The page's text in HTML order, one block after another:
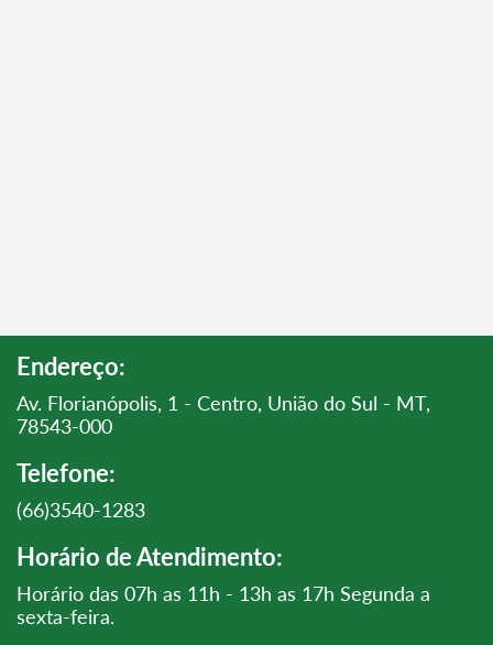
Endereço:
Av. Florianópolis, 1 - Centro, União do Sul - MT,
78543-000
Telefone:
(66)3540-1283
Horário de Atendimento:
Horário das 07h as 11h - 13h as 17h Segunda a
sexta-feira.